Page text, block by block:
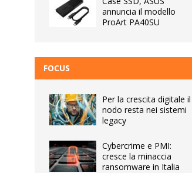
annuncia il modello
ProArt PA40SU
FOCUS
Per la crescita digitale il
nodo resta nei sistemi
legacy
Cybercrime e PMI:
cresce la minaccia
ransomware in Italia